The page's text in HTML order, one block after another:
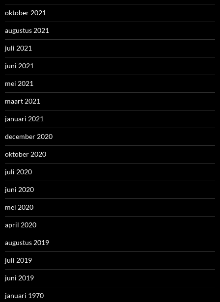
oktober 2021
augustus 2021
juli 2021
juni 2021
mei 2021
maart 2021
januari 2021
december 2020
oktober 2020
juli 2020
juni 2020
mei 2020
april 2020
augustus 2019
juli 2019
juni 2019
januari 1970